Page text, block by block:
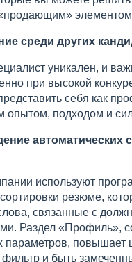
среди других
уникален, и
при высокой
себя как
опытом, подходом и
автоматических
используют
резюме,
связанные с
Раздел «Профиль»,
параметров, повышает
и быть